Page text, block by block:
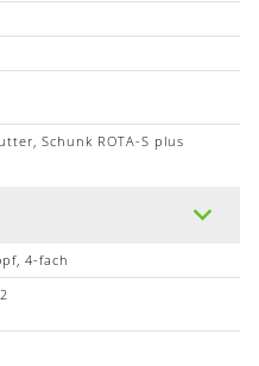
Schunk ROTA-S plus
4-fach